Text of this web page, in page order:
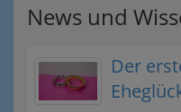
News und
Der